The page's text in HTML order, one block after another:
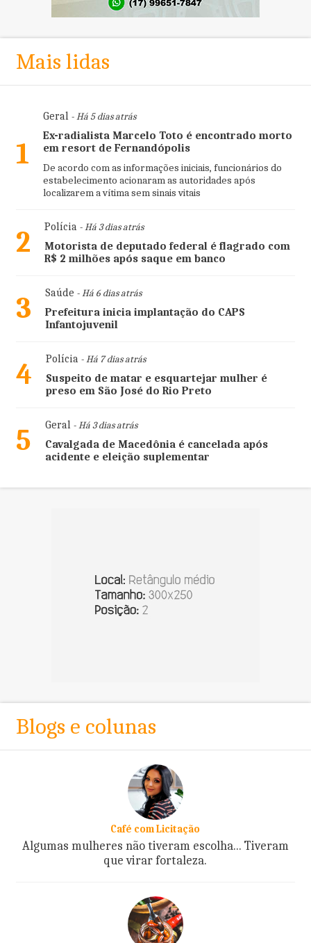
Mais lidas
1
Geral- Há 5 dias atrás
Ex-radialista Marcelo Toto é encontrado morto
em resort de Fernandópolis
De acordo com as informações iniciais, funcionários do
estabelecimento acionaram as autoridades após
localizarem a vítima sem sinais vitais
2 Polícia- Há 3 dias atrás
Motorista de deputado federal é flagrado com
R$ 2 milhões após saque em banco
3 Saúde - Há 6 dias atrás
Prefeitura inicia implantação do CAPS
Infantojuvenil
4 Polícia- Há 7 dias atrás
Suspeito de matar e esquartejar mulher é
preso em São José do Rio Preto
5 Geral- Há 3 dias atrás
Cavalgada de Macedônia é cancelada após
acidente e eleição suplementar
Blogs e colunas
Café com Licitação
Algumas mulheres não tiveram escolha... Tiveram
que virar fortaleza.